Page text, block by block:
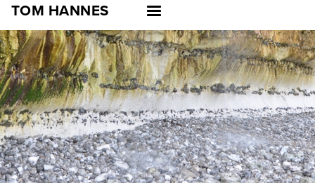
Skip
main
navigation
TOM HANNES